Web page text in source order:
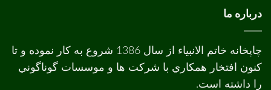
درباره ما
چاپخانه خاتم الانبیاء از سال 1386 شروع به کار نموده و تا
کنون افتخار همکاري با شرکت ها و موسسات گوناگوني
را داشته است.